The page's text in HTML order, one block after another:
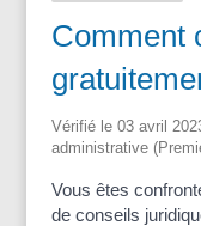
Comment
Vérifié le 03 avril
administrative
Vous êtes
de conseils